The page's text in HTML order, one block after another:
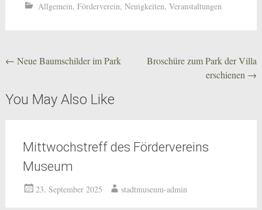
Allgemein, Förderverein, Neuigkeiten, Veranstaltungen
Beitragsnavigation
← Neue Baumschilder im Park
Broschüre zum Park der Villa
erschienen →
You May Also Like
Mittwochstreff des Fördervereins
Museum
23. September 2025 stadtmuseum-admin